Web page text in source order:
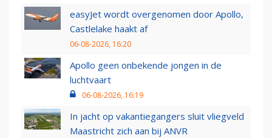
easyJet wordt overgenomen door Apollo,
Castlelake haakt af
06-08-2026, 16:20
Apollo geen onbekende jongen in de
luchtvaart
06-08-2026, 16:19
In jacht op vakantiegangers sluit vliegveld
Maastricht zich aan bij ANVR